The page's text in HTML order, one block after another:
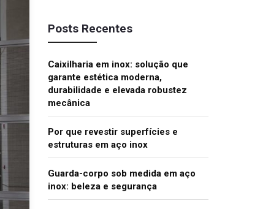
Posts Recentes
Caixilharia em inox: solução que
garante estética moderna,
durabilidade e elevada robustez
mecânica
Por que revestir superfícies e
estruturas em aço inox
Guarda-corpo sob medida em aço
inox: beleza e segurança